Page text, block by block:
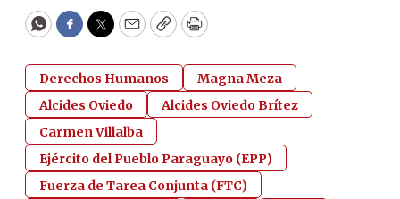
WhatsApp
Facebook
Twitter
EmailCopyPrint
Derechos Humanos
Magna Meza
Alcides Oviedo
Alcides Oviedo Brítez
Carmen Villalba
Ejército del Pueblo Paraguayo (EPP)
Fuerza de Tarea Conjunta (FTC)